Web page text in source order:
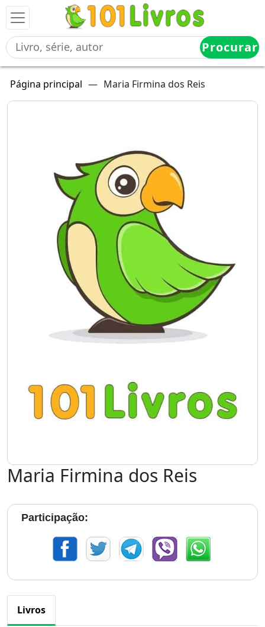
Procurar
Página principal — Maria Firmina dos Reis
Maria Firmina dos Reis
Participação:
Livros